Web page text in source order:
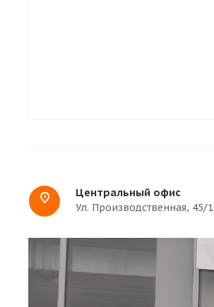
Центральный офис
Ул. Производственная, 45/1